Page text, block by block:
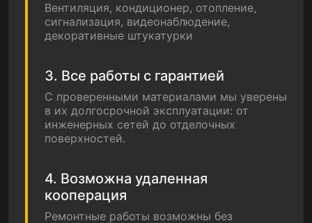
Вентиляция, кондиционер, отопление,
сигнализация, видеонаблюдение,
декоративные штукатурки
3. Все работы с гарантией
С проверенными материалами мы уверены
в их долгосрочной эксплуатации: от
инженерных сетей до отделочных
поверхностей.
4. Возможна удаленная
кооперация
Ремонтные работы возможны без